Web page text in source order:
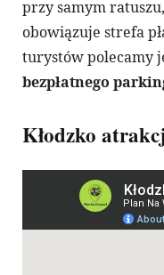
przy samym
obowiązuje strefa
turystów polecamy
bezpłatnego
Kłodzko